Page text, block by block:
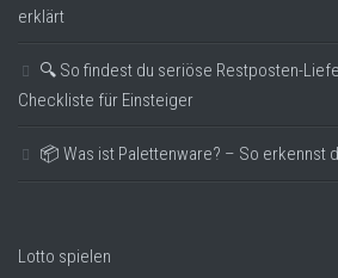
erklärt
🔍 So findest du seriöse Restposten-
Checkliste für Einsteiger
📦 Was ist Palettenware? – So erkennst
Lotto spielen